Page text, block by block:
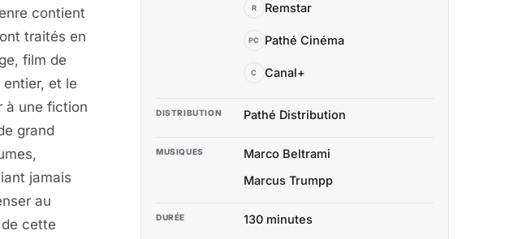
contient
traités en
film de
et le
à une fiction
grand
jamais
au
cette
R Remstar
PC Pathé Cinéma
C Canal+
DISTRIBUTION Pathé Distribution
MUSIQUES
Marco Beltrami
Marcus Trumpp
DURÉE 130 minutes